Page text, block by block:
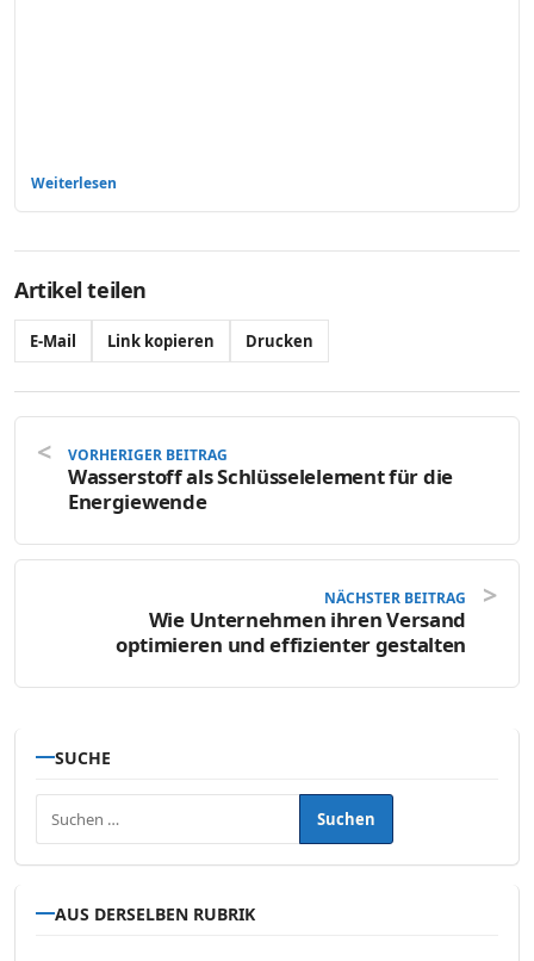
Weiterlesen
Artikel teilen
E-Mail Link kopieren Drucken
VORHERIGER BEITRAG
Wasserstoff als Schlüsselelement für die
Energiewende
NÄCHSTER BEITRAG
Wie Unternehmen ihren Versand
optimieren und effizienter gestalten
SUCHE
AUS DERSELBEN RUBRIK